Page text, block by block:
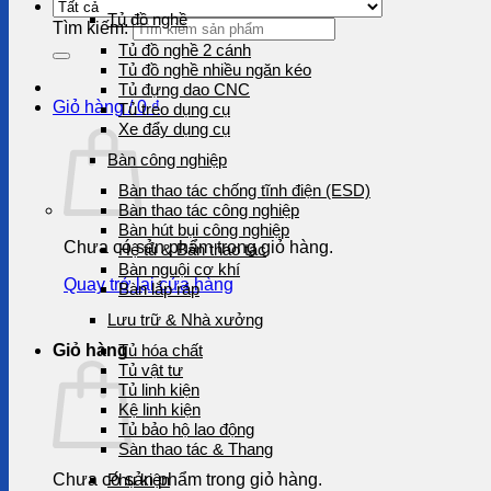
Tìm kiếm:
Giỏ hàng /0₫
Chưa có sản phẩm trong giỏ hàng.
Quay trở lại cửa hàng
Giỏ hàng
Chưa có sản phẩm trong giỏ hàng.
Tủ đồ nghề
Tủ đồ nghề 2 cánh
Tủ đồ nghề nhiều ngăn kéo
Tủ đựng dao CNC
Tủ treo dụng cụ
Xe đẩy dụng cụ
Bàn công nghiệp
Bàn thao tác chống tĩnh điện (ESD)
Bàn thao tác công nghiệp
Bàn hút bụi công nghiệp
Hệ tủ & Bàn thao tác
Bàn nguội cơ khí
Bàn lắp ráp
Lưu trữ & Nhà xưởng
Tủ hóa chất
Tủ vật tư
Tủ linh kiện
Kệ linh kiện
Tủ bảo hộ lao động
Sàn thao tác & Thang
Phụ kiện